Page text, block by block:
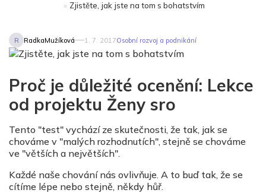
» Zjistěte, jak jste na tom s bohatstvím
R RadkaMužíková 1. 7. 2017Osobní rozvoj a podnikání
Proč je důležité ocenění: Lekce
od projektu Ženy sro
Tento "test" vychází ze skutečnosti, že tak, jak se
chováme v "malých rozhodnutích", stejně se chováme
ve "větších a největších".
Každé naše chování nás ovlivňuje. A to buď tak, že se
cítíme lépe nebo stejně, někdy hůř.